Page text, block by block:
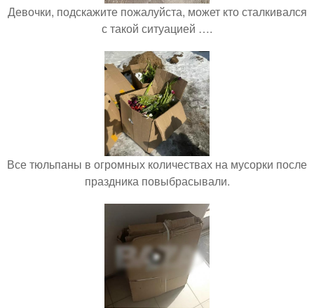
Девочки, подскажите пожалуйста, может кто сталкивался
с такой ситуацией ….
Все тюльпаны в огромных количествах на мусорки после
праздника повыбрасывали.